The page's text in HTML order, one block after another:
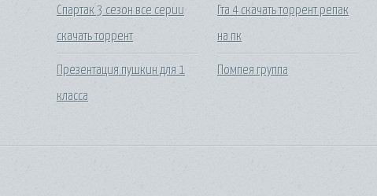
Спартак 3 сезон все серии
скачать торрент
Презентация пушкин для 1
класса
Гта 4 скачать торрент репак
на пк
Помпея группа